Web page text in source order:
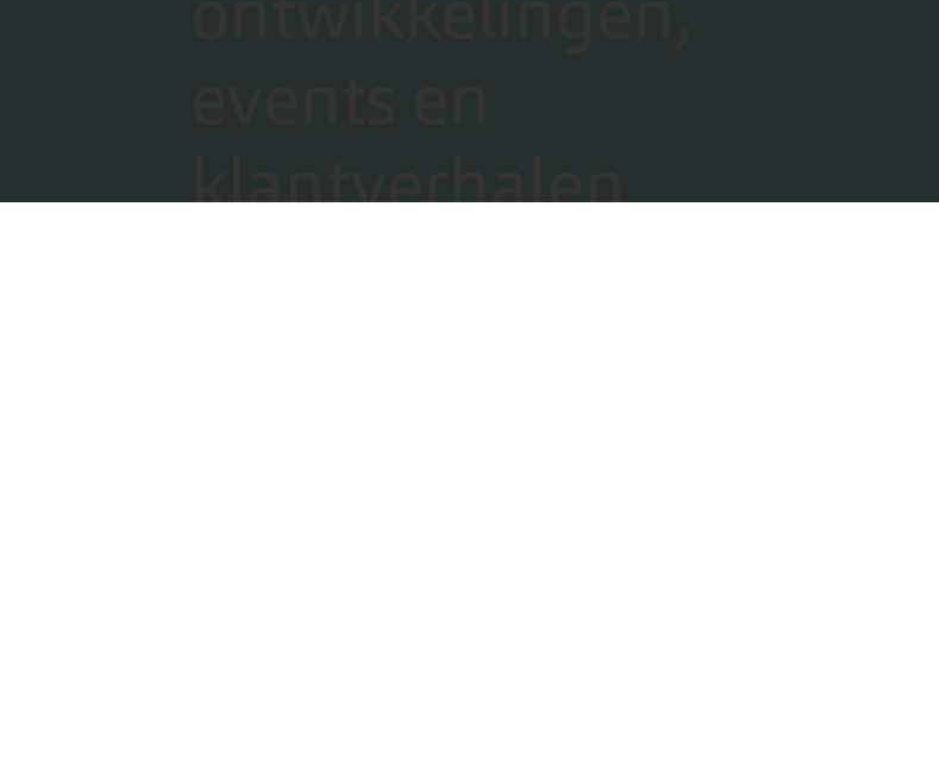
klantverhalen